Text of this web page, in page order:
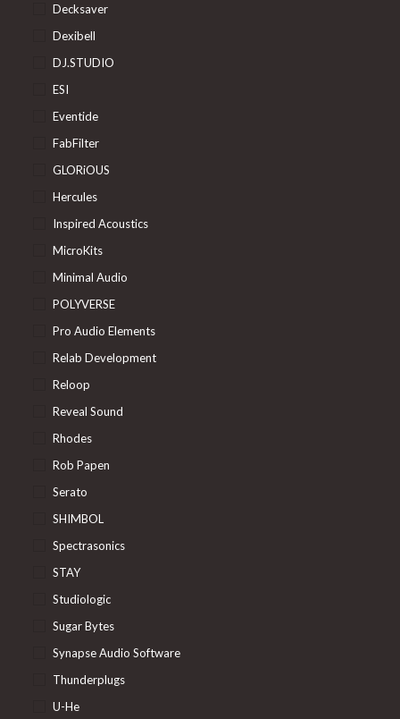
Decksaver
Dexibell
DJ.STUDIO
ESI
Eventide
FabFilter
GLORiOUS
Hercules
Inspired Acoustics
MicroKits
Minimal Audio
POLYVERSE
Pro Audio Elements
Relab Development
Reloop
Reveal Sound
Rhodes
Rob Papen
Serato
SHIMBOL
Spectrasonics
STAY
Studiologic
Sugar Bytes
Synapse Audio Software
Thunderplugs
U-He